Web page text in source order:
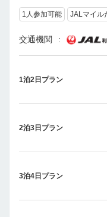
1人参加可能 JALマイル
交通機関
1泊2日プラン
2泊3日プラン
3泊4日プラン